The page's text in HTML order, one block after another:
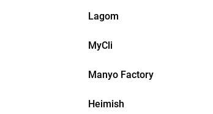
Lagom
MyCli
Manyo Factory
Heimish